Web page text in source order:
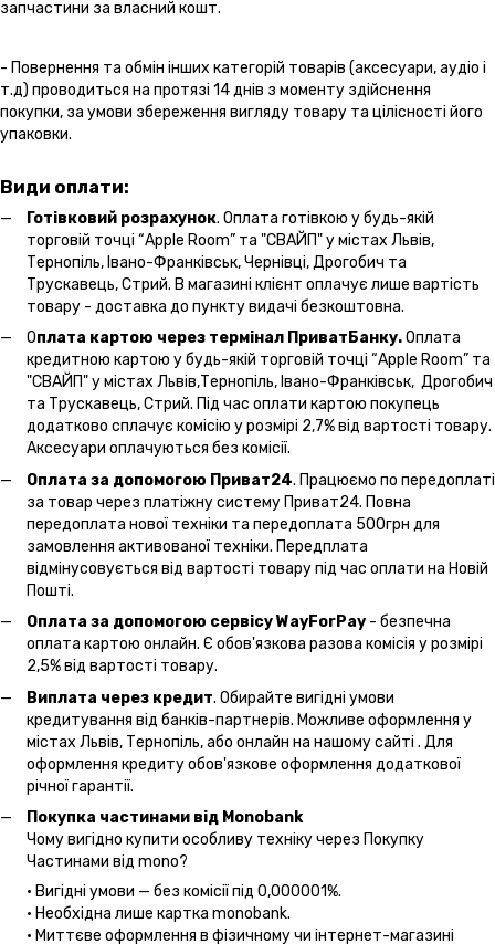
запчастини за власний кошт.
- Повернення та обмін інших категорій товарів (аксесуари, аудіо і
т.д) проводиться на протязі 14 днів з моменту здійснення
покупки, за умови збереження вигляду товару та цілісності його
упаковки.
Види оплати:
Готівковий розрахунок. Оплата готівкою у будь-якій
торговій точці “Apple Room” та "СВАЙП" у містах Львів,
Тернопіль, Івано-Франківськ, Чернівці, Дрогобич та
Трускавець, Стрий. В магазині клієнт оплачує лише вартість
товару - доставка до пункту видачі безкоштовна.
Оплата картою через термінал ПриватБанку.Оплата
кредитною картою у будь-якій торговій точці “Apple Room” та
"СВАЙП" у містах Львів,Тернопіль, Івано-Франківськ, Дрогобич
та Трускавець, Стрий. Під час оплати картою покупець
додатково сплачує комісію у розмірі 2,7% від вартості товару.
Аксесуари оплачуються без комісії.
Оплата за допомогою Приват24. Працюємо по передоплаті
за товар через платіжну систему Приват24. Повна
передоплата нової техніки та передоплата 500грн для
замовлення активованої техніки. Передплата
відмінусовується від вартості товару під час оплати на Новій
Пошті.
Оплата за допомогою сервісу WayForPay - безпечна
оплата картою онлайн. Є обов'язкова разова комісія у розмірі
2,5% від вартості товару.
Виплата через кредит. Обирайте вигідні умови
кредитування від банків-партнерів. Можливе оформлення у
містах Львів, Тернопіль, або онлайн на нашому сайті . Для
оформлення кредиту обов'язкове оформлення додаткової
річної гарантії.
Покупка частинами від Monobank
Чому вигідно купити особливу техніку через Покупку
Частинами від mono?
• Вигідні умови — без комісії під 0,000001%.
• Необхідна лише картка monobank.
• Миттєве оформлення в фізичному чи інтернет-магазині